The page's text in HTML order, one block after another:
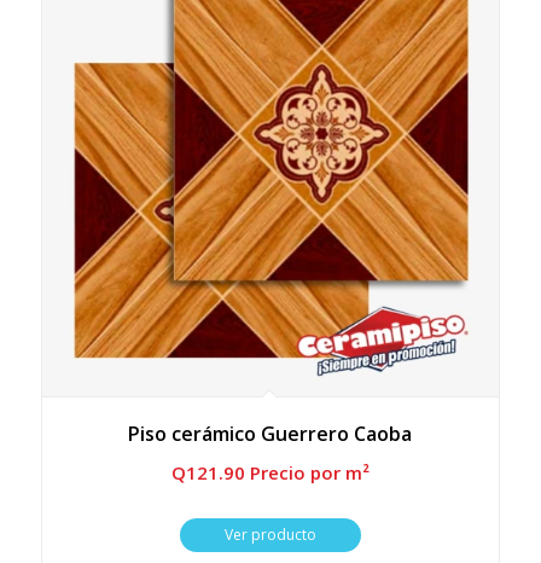
Piso cerámico Guerrero Caoba
Q121.90 Precio por m²
Ver producto